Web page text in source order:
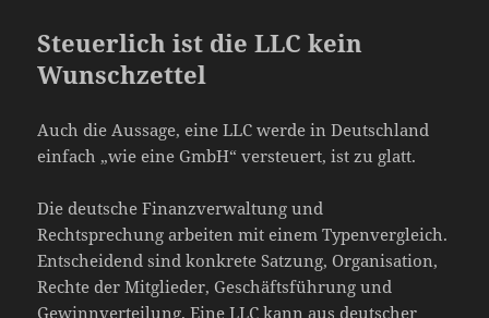
Steuerlich ist die LLC kein
Wunschzettel
Auch die Aussage, eine LLC werde in Deutschland
einfach „wie eine GmbH“ versteuert, ist zu glatt.
Die deutsche Finanzverwaltung und
Rechtsprechung arbeiten mit einem Typenvergleich.
Entscheidend sind konkrete Satzung, Organisation,
Rechte der Mitglieder, Geschäftsführung und
Gewinnverteilung. Eine LLC kann aus deutscher